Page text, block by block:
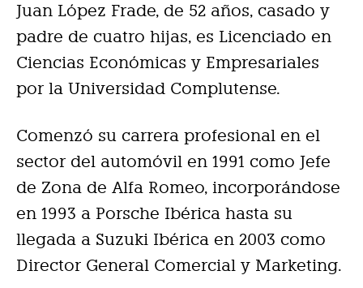
Juan López Frade, de 52 años, casado y
padre de cuatro hijas, es Licenciado en
Ciencias Económicas y Empresariales
por la Universidad Complutense.
Comenzó su carrera profesional en el
sector del automóvil en 1991 como Jefe
de Zona de Alfa Romeo, incorporándose
en 1993 a Porsche Ibérica hasta su
llegada a Suzuki Ibérica en 2003 como
Director General Comercial y Marketing.